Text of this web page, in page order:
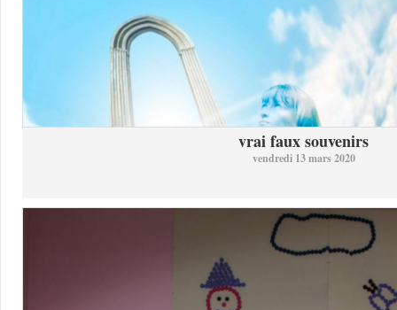
vrai faux souvenirs
vendredi 13 mars 2020